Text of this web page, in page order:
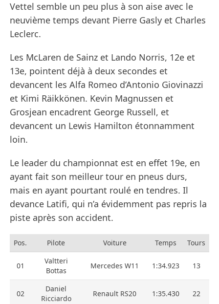
Vettel semble un peu plus à son aise avec le
neuvième temps devant Pierre Gasly et Charles
Leclerc.
Les McLaren de Sainz et Lando Norris, 12e et
13e, pointent déjà à deux secondes et
devancent les Alfa Romeo d’Antonio Giovinazzi
et Kimi Räikkönen. Kevin Magnussen et
Grosjean encadrent George Russell, et
devancent un Lewis Hamilton étonnamment
loin.
Le leader du championnat est en effet 19e, en
ayant fait son meilleur tour en pneus durs,
mais en ayant pourtant roulé en tendres. Il
devance Latifi, qui n’a évidemment pas repris la
piste après son accident.
Pos. Pilote Voiture Temps Tours
01
Valtteri
Bottas
Mercedes W11 1:34.923 13
02
Daniel
Ricciardo
Renault RS20 1:35.430 22